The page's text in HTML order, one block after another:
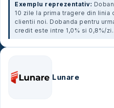
Exemplu reprezentativ:
10 zile la prima tragere din linia
clientii noi. Dobanda pentru
credit este intre 1,0% si 0,8%/
Lunare